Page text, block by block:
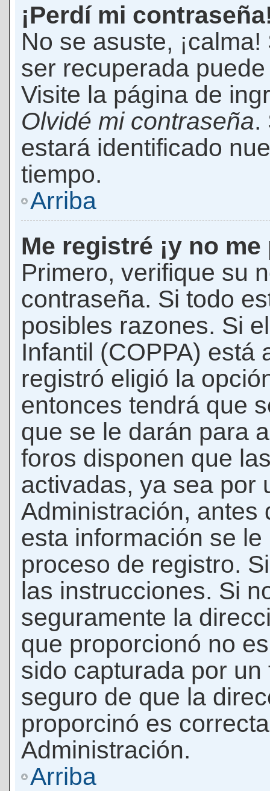
¡Perdí mi
No se asuste,
ser recuperada
Visite la página de
Olvidé mi contraseña.
estará identificado
tiempo.
Arriba
Me registré ¡y no
Primero, verifique su
contraseña. Si todo
posibles razones. Si
Infantil (COPPA) está
registró eligió la
entonces tendrá que
que se le darán para
foros disponen que
activadas, ya sea por
Administración, antes
esta información se
proceso de registro.
las instrucciones. Si
seguramente la
que proporcionó no
sido capturada por
seguro de que la
proporcinó es
Administración.
Arriba